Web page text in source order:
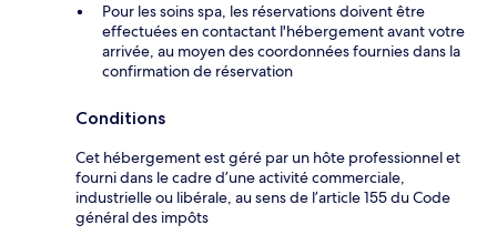
Pour les soins spa, les réservations doivent être
effectuées en contactant l'hébergement avant votre
arrivée, au moyen des coordonnées fournies dans la
confirmation de réservation
Conditions
Cet hébergement est géré par un hôte professionnel et
fourni dans le cadre d’une activité commerciale,
industrielle ou libérale, au sens de l’article 155 du Code
général des impôts